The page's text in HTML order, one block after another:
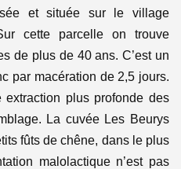
et située sur le village
cette parcelle on trouve
de plus de 40 ans. C’est un
par macération de 2,5 jours.
plus profonde des
La cuvée Les Beurys
fûts de chêne, dans le plus
malolactique n’est pas